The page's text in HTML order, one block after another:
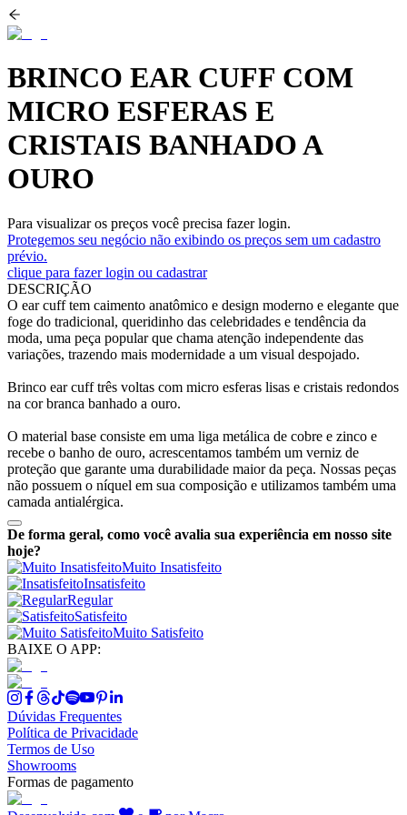
BRINCO EAR CUFF COM
MICRO ESFERAS E
CRISTAIS BANHADO A
OURO
Para visualizar os preços você precisa fazer login.
Protegemos seu negócio não exibindo os preços sem um cadastro
prévio.
clique para fazer login ou cadastrar
DESCRIÇÃO
O ear cuff tem caimento anatômico e design moderno e elegante que
foge do tradicional, queridinho das celebridades e tendência da
moda, uma peça popular que chama atenção independente das
variações, trazendo mais modernidade a um visual despojado.
Brinco ear cuff três voltas com micro esferas lisas e cristais redondos
na cor branca banhado a ouro.
O material base consiste em uma liga metálica de cobre e zinco e
recebe o banho de ouro, acrescentamos também um verniz de
proteção que garante uma durabilidade maior da peça. Nossas peças
não possuem o níquel em sua composição e utilizamos também uma
camada antialérgica.
De forma geral, como você avalia sua experiência em nosso site
hoje?
Muito Insatisfeito
Insatisfeito
Regular
Satisfeito
Muito Satisfeito
BAIXE O APP:
Dúvidas Frequentes
Política de Privacidade
Termos de Uso
Showrooms
Formas de pagamento